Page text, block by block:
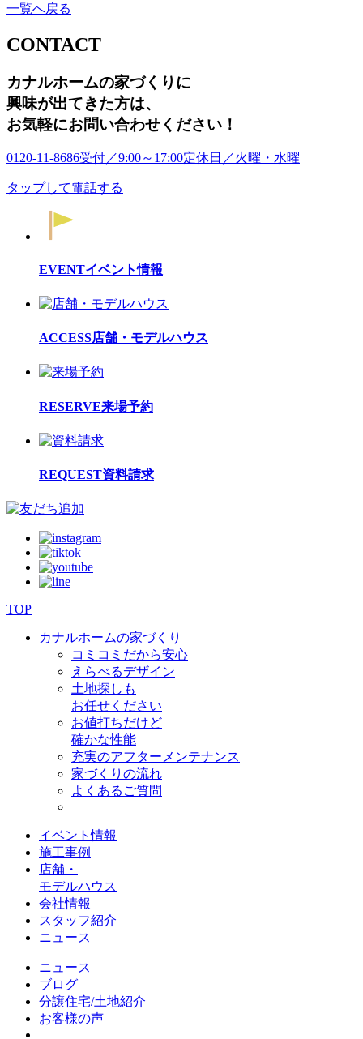
一覧へ戻る
CONTACT
カナルホームの家づくりに
興味が出てきた方は、
お気軽にお問い合わせください！
0120-11-8686受付／9:00～17:00定休日／火曜・水曜
タップして電話する
EVENTイベント情報
ACCESS店舗・モデルハウス
RESERVE来場予約
REQUEST資料請求
TOP
カナルホームの家づくり
コミコミだから安心
えらべるデザイン
土地探しも
お任せください
お値打ちだけど
確かな性能
充実のアフターメンテナンス
家づくりの流れ
よくあるご質問
イベント情報
施工事例
店舗・
モデルハウス
会社情報
スタッフ紹介
ニュース
ニュース
ブログ
分譲住宅/土地紹介
お客様の声